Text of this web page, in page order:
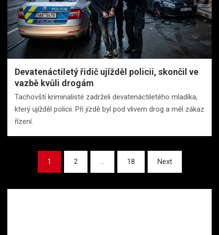
Devatenáctiletý řidič ujížděl policii, skončil ve
vazbě kvůli drogám
Tachovští kriminalisté zadrželi devatenáctiletého mladíka,
který ujížděl policii. Při jízdě byl pod vlivem drog a měl zákaz
řízení.
Stránkování
příspěvků
1 2 … 18 Next